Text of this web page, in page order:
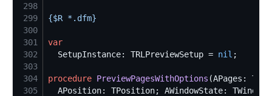
298
299
{$R *.dfm}
300
301
var
302
  SetupInstance: TRLPreviewSetup =
nil
303
304
procedure PreviewPagesWithOptions (APages:
305
APosition: TPosition; AWindowState: